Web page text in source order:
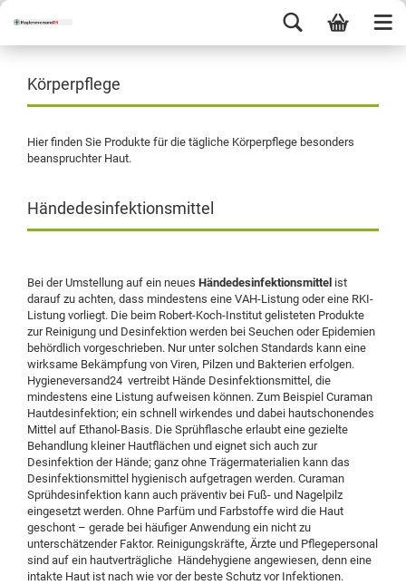
Körperpflege
Hier finden Sie Produkte für die tägliche Körperpflege besonders
beanspruchter Haut.
Händedesinfektionsmittel
Bei der Umstellung auf ein neues Händedesinfektionsmittel ist
darauf zu achten, dass mindestens eine VAH-Listung oder eine RKI-
Listung vorliegt. Die beim Robert-Koch-Institut gelisteten Produkte
zur Reinigung und Desinfektion werden bei Seuchen oder Epidemien
behördlich vorgeschrieben. Nur unter solchen Standards kann eine
wirksame Bekämpfung von Viren, Pilzen und Bakterien erfolgen.
Hygieneversand24 vertreibt Hände Desinfektionsmittel, die
mindestens eine Listung aufweisen können. Zum Beispiel Curaman
Hautdesinfektion; ein schnell wirkendes und dabei hautschonendes
Mittel auf Ethanol-Basis. Die Sprühflasche erlaubt eine gezielte
Behandlung kleiner Hautflächen und eignet sich auch zur
Desinfektion der Hände; ganz ohne Trägermaterialien kann das
Desinfektionsmittel hygienisch aufgetragen werden. Curaman
Sprühdesinfektion kann auch präventiv bei Fuß- und Nagelpilz
eingesetzt werden. Ohne Parfüm und Farbstoffe wird die Haut
geschont – gerade bei häufiger Anwendung ein nicht zu
unterschätzender Faktor. Reinigungskräfte, Ärzte und Pflegepersonal
sind auf ein hautverträgliche Händehygiene angewiesen, denn eine
intakte Haut ist nach wie vor der beste Schutz vor Infektionen.